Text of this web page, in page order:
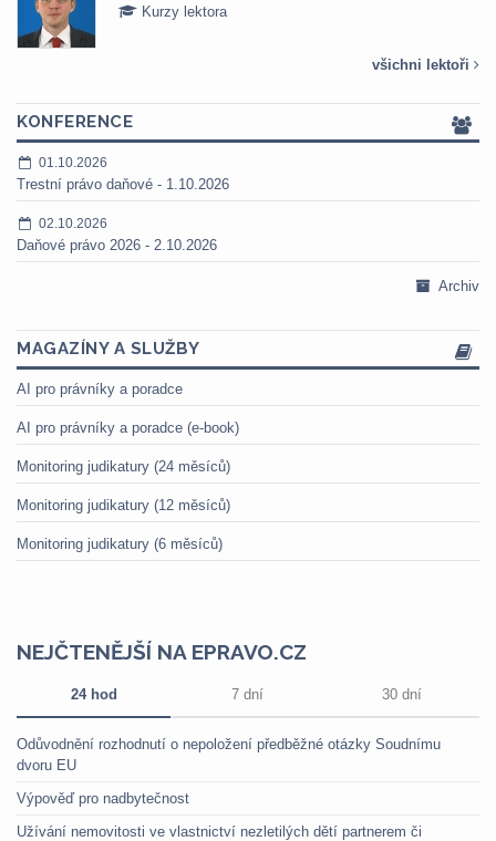
Kurzy lektora
všichni lektoři
KONFERENCE
01.10.2026
Trestní právo daňové - 1.10.2026
02.10.2026
Daňové právo 2026 - 2.10.2026
Archiv
MAGAZÍNY A SLUŽBY
AI pro právníky a poradce
AI pro právníky a poradce (e-book)
Monitoring judikatury (24 měsíců)
Monitoring judikatury (12 měsíců)
Monitoring judikatury (6 měsíců)
NEJČTENĚJŠÍ NA EPRAVO.CZ
24 hod 7 dní 30 dní
Odůvodnění rozhodnutí o nepoložení předběžné otázky Soudnímu
dvoru EU
Výpověď pro nadbytečnost
Užívání nemovitosti ve vlastnictví nezletilých dětí partnerem či